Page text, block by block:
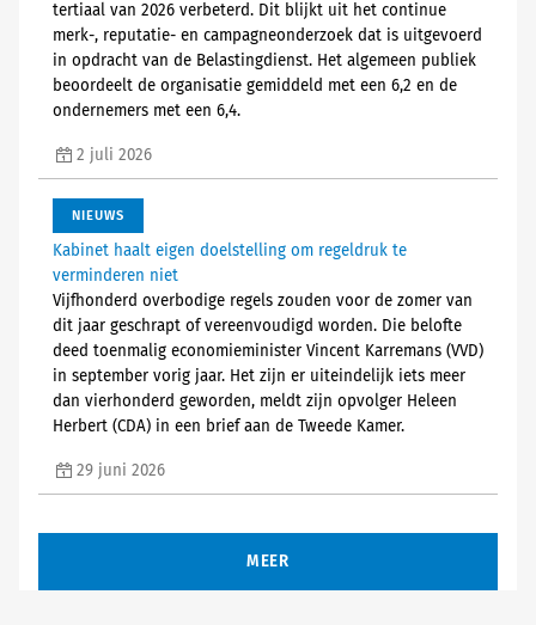
tertiaal van 2026 verbeterd. Dit blijkt uit het continue
merk-, reputatie- en campagneonderzoek dat is uitgevoerd
in opdracht van de Belastingdienst. Het algemeen publiek
beoordeelt de organisatie gemiddeld met een 6,2 en de
ondernemers met een 6,4.
2 juli 2026
NIEUWS
Kabinet haalt eigen doelstelling om regeldruk te
verminderen niet
Vijfhonderd overbodige regels zouden voor de zomer van
dit jaar geschrapt of vereenvoudigd worden. Die belofte
deed toenmalig economieminister Vincent Karremans (VVD)
in september vorig jaar. Het zijn er uiteindelijk iets meer
dan vierhonderd geworden, meldt zijn opvolger Heleen
Herbert (CDA) in een brief aan de Tweede Kamer.
29 juni 2026
MEER